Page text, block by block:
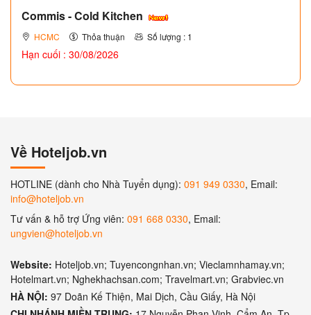
Commis - Cold Kitchen
HCMC Thỏa thuận Số lượng : 1
Hạn cuối : 30/08/2026
Về Hoteljob.vn
HOTLINE (dành cho Nhà Tuyển dụng): 091 949 0330, Email:
info@hoteljob.vn
Tư vấn & hỗ trợ Ứng viên: 091 668 0330, Email:
ungvien@hoteljob.vn
Website: Hoteljob.vn; Tuyencongnhan.vn; Vieclamnhamay.vn;
Hotelmart.vn; Nghekhachsan.com; Travelmart.vn; Grabviec.vn
HÀ NỘI: 97 Doãn Kế Thiện, Mai Dịch, Cầu Giấy, Hà Nội